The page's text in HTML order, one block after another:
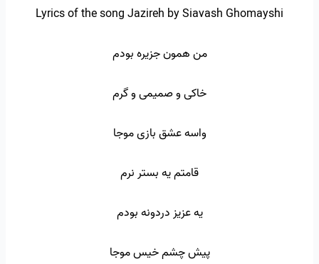
Lyrics of the song Jazireh by Siavash Ghomayshi
من همون جزیره بودم
خاکی و صمیمی و گرم
واسه عشق بازی موجا
قامتم یه بستر نرم
یه عزیز دردونه بودم
پیش چشم خیس موجا